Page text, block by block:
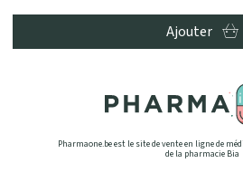
Ajouter
Pharmaone.be est le site de vente en ligne de
de la pharmacie Bia